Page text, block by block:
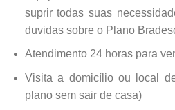
suprir todas suas
duvidas sobre o Plano
Atendimento 24 horas para
Visita a domicílio ou local
plano sem sair de casa)